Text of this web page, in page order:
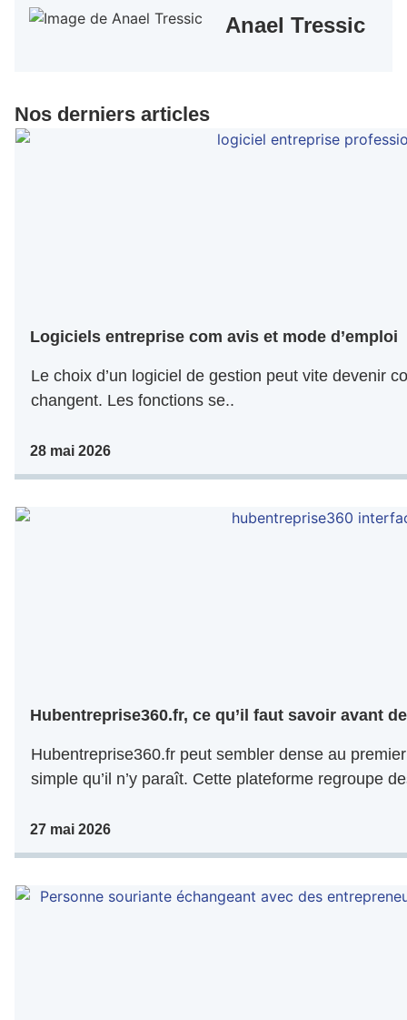
Anael Tressic
Nos derniers articles
Logiciels entreprise com avis et mode d’emploi
Le choix d’un logiciel de gestion peut vite devenir
changent. Les fonctions se..
28 mai 2026
Hubentreprise360.fr, ce qu’il faut savoir avant
Hubentreprise360.fr peut sembler dense au
simple qu’il n’y paraît. Cette plateforme regroupe
27 mai 2026